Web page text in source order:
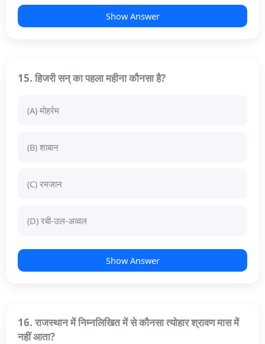
Show Answer
15. हिजरी सन् का पहला महीना कौनसा है?
(A) मोहर्रम
(B) शाबान
(C) रमजान
(D) रबी-उल-अव्वल
Show Answer
16. राजस्थान में निम्नलिखित में से कौनसा त्योहार श्रावण मास में
नहीं आता?